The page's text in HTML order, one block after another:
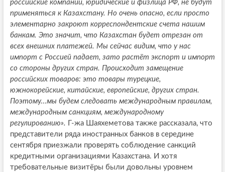
российские компании, юридические и физлица РФ, не будут
применяться к Казахстану. Но очень опасно, если просто
элементарно закроют корреспондентские счета нашим
банкам. Это значит, что Казахстан будет отрезан от
всех внешних платежей. Мы сейчас видим, что у нас
импорт с Россией падает, зато растёт экспорт и импорт
со стороны других стран. Происходит замещение
российских товаров: это товары турецкие,
южнокорейские, китайские, европейские, других стран.
Поэтому...мы будем следовать международным правилам,
международным санкциям, международному
регулированию».
Г-жа Шаяхеметова также рассказала, что
представители ряда иностранных банков в середине
сентября приезжали проверять соблюдение санкций
кредитными организациями Казахстана. И хотя
требовательные визитёры были довольны уровнем